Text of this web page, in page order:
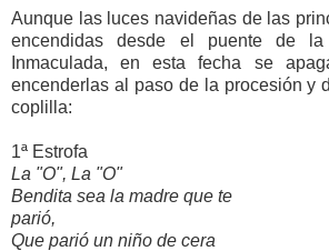
Aunque las luces navideñas de las
encendidas desde el puente de
Inmaculada, en esta fecha se
encenderlas al paso de la procesión y
coplilla:
1ª Estrofa
La "O", La "O"
Bendita sea la madre que te
parió,
Que parió un niño de cera